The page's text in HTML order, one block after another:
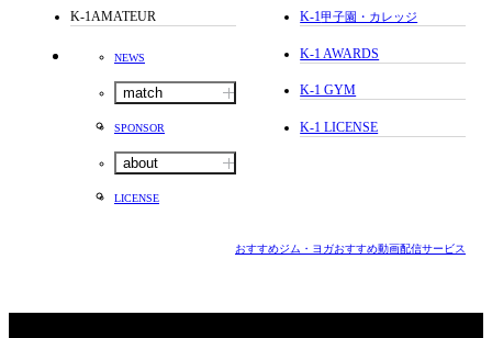
K-1AMATEUR
NEWS
match
SPONSOR
about
LICENSE
K-1甲子園・カレッジ
K-1 AWARDS
K-1 GYM
K-1 LICENSE
おすすめジム・ヨガおすすめ動画配信サービス